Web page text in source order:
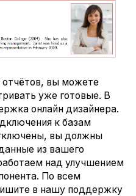
отчётов, вы можете
уже готовые. В
онлайн дизайнера.
к базам
вы должны
из вашего
над улучшением
По всем
в нашу поддержку